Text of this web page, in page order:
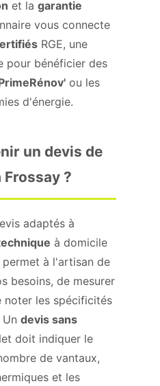
et la garantie
vous connecte
RGE, une
pour bénéficier des
ou les
d'énergie.
un devis de
?
adaptés à
à domicile
à l'artisan de
besoins, de mesurer
noter les spécificités
devis sans
doit indiquer le
de vantaux,
et les